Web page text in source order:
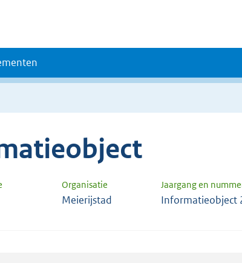
Organisatie Jaargang en
Meierijstad Informatieobject